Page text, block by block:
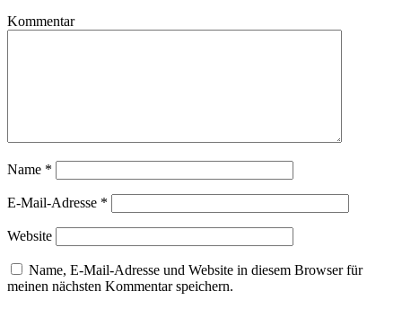
Kommentar
Name *
E-Mail-Adresse *
Website
Name, E-Mail-Adresse und Website in diesem Browser für
meinen nächsten Kommentar speichern.